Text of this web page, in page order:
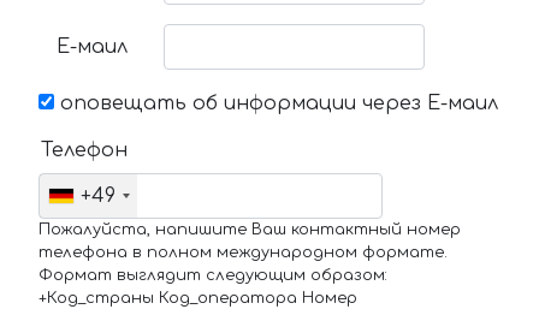
Е-маил
оповещать об информации через Е-маил
Телефон
+49
Пожалуйста, напишите Ваш контактный номер
телефона в полном международном формате.
Формат выглядит следующим образом:
+Код_страны Код_оператора Номер